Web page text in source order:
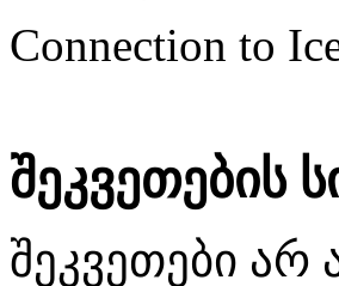
Connection to
შეკვეთების
შეკვეთები არ